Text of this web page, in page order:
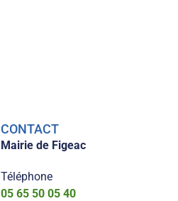
CONTACT
Mairie de Figeac
Téléphone
05 65 50 05 40